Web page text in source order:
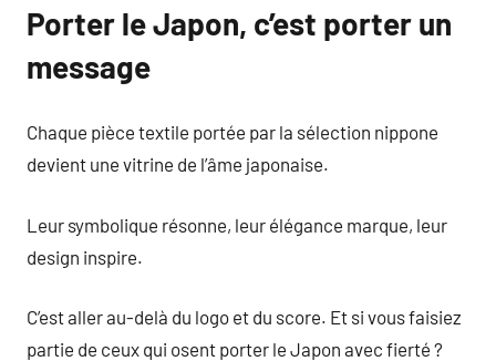
Porter le Japon, c’est porter un
message
Chaque pièce textile portée par la sélection nippone
devient une vitrine de l’âme japonaise.
Leur symbolique résonne, leur élégance marque, leur
design inspire.
C’est aller au-delà du logo et du score. Et si vous faisiez
partie de ceux qui osent porter le Japon avec fierté ?